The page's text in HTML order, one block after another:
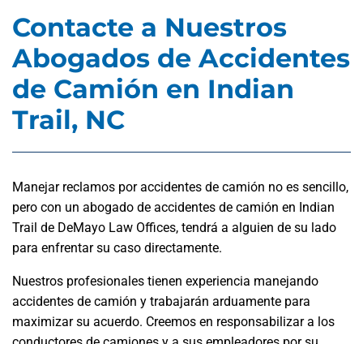
Contacte a Nuestros
Abogados de Accidentes
de Camión en Indian
Trail, NC
Manejar reclamos por accidentes de camión no es sencillo,
pero con un abogado de accidentes de camión en Indian
Trail de DeMayo Law Offices, tendrá a alguien de su lado
para enfrentar su caso directamente.
Nuestros profesionales tienen experiencia manejando
accidentes de camión y trabajarán arduamente para
maximizar su acuerdo. Creemos en responsabilizar a los